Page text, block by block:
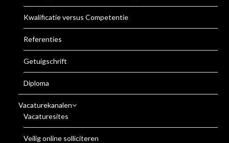
Kwalificatie versus Competentie
Referenties
Getuigschrift
Diploma
Vacaturekanalen
Vacaturesites
Veilig online solliciteren